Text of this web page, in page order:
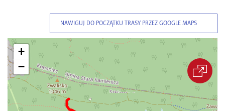
NAWIGUJ DO POCZĄTKU TRASY PRZEZ GOOGLE MAPS
+
−